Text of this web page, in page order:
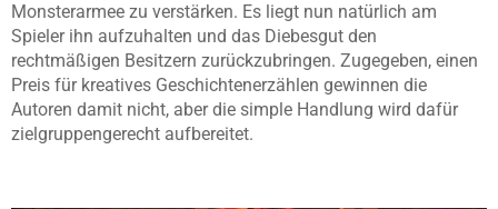
Monsterarmee zu verstärken. Es liegt nun natürlich am
Spieler ihn aufzuhalten und das Diebesgut den
rechtmäßigen Besitzern zurückzubringen. Zugegeben, einen
Preis für kreatives Geschichtenerzählen gewinnen die
Autoren damit nicht, aber die simple Handlung wird dafür
zielgruppengerecht aufbereitet.